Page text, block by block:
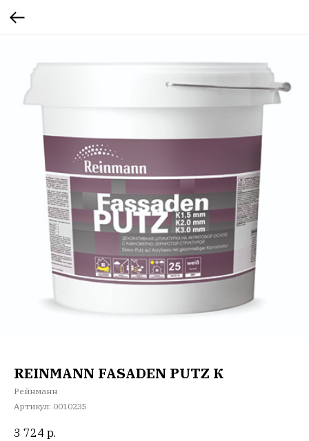
REINMANN FASADEN PUTZ К
Рейнманн
Артикул: 0010235
3 724 р.